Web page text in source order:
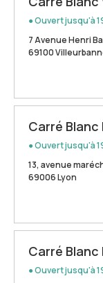
● Ouvert jusqu'à
7 Avenue Henri
69100
Carré Blanc
● Ouvert jusqu'à
13, avenue
69006 Lyon
Carré
● Ouvert jusqu'à